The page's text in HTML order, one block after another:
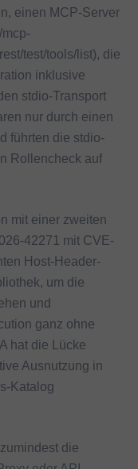
einen MCP-Server
test/tools/list), die
inklusive
stdio-Transport
nur durch einen
führten die stdio-
Rollencheck auf
mit einer zweiten
42271 mit CVE-
Host-Header-
um die
und
ganz ohne
hat die Lücke
Ausnutzung in
Katalog
die